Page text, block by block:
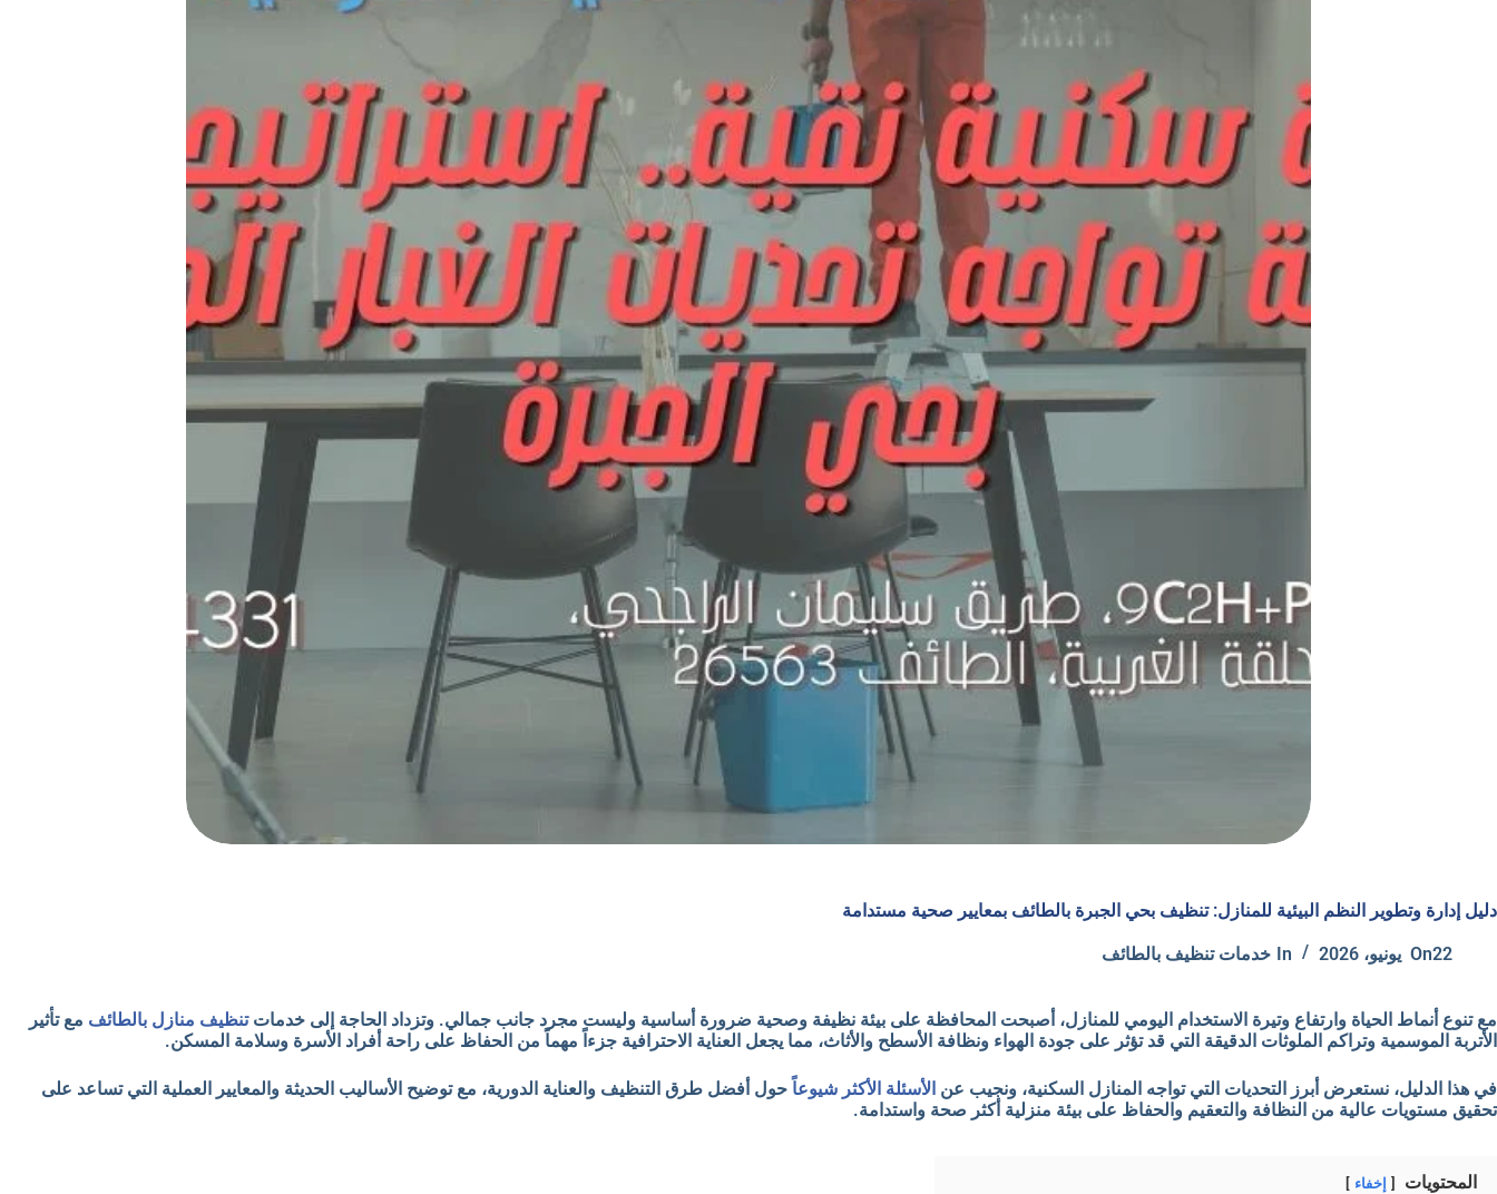
دليل إدارة وتطوير النظم البيئية للمنازل: تنظيف بحي الجبرة بالطائف بمعايير صحية مستدامة
On22 يونيو، 2026 In خدمات تنظيف بالطائف
مع تنوع أنماط الحياة وارتفاع وتيرة الاستخدام اليومي للمنازل، أصبحت المحافظة على بيئة نظيفة وصحية ضرورة أساسية وليست مجرد جانب جمالي. وتزداد الحاجة إلى خدماتتنظيف منازل بالطائف مع تأثير
الأتربة الموسمية وتراكم الملوثات الدقيقة التي قد تؤثر على جودة الهواء ونظافة الأسطح والأثاث، مما يجعل العناية الاحترافية جزءاً مهماً من الحفاظ على راحة أفراد الأسرة وسلامة المسكن.
في هذا الدليل، نستعرض أبرز التحديات التي تواجه المنازل السكنية، ونجيب عن الأسئلة الأكثر شيوعاً حول أفضل طرق التنظيف والعناية الدورية، مع توضيح الأساليب الحديثة والمعايير العملية التي تساعد على
تحقيق مستويات عالية من النظافة والتعقيم والحفاظ على بيئة منزلية أكثر صحة واستدامة.
المحتويات إخفاء